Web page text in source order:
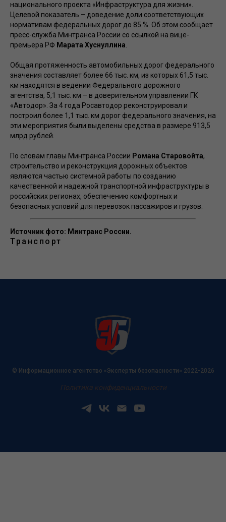
национального проекта «Инфраструктура для жизни».
Целевой показатель – доведение доли соответствующих
нормативам федеральных дорог до 85 %. Об этом сообщает
пресс-служба Минтранса России со ссылкой на вице-
премьера РФ Марата Хуснуллина
Общая протяженность автомобильных дорог федерального
значения составляет более 66 тыс. км, из которых 61,5 тыс.
км находятся в ведении Федерального дорожного
агентства, 5,1 тыс. км – в доверительном управлении ГК
«Автодор». За 4 года Росавтодор реконструировал и
построил более 1,1 тыс. км дорог федерального значения, на
эти мероприятия были выделены средства в размере 913,5
млрд рублей.
По словам главы Минтранса России Романа Старовойта,
строительство и реконструкция дорожных объектов
являются частью системной работы по созданию
качественной и надежной транспортной инфраструктуры в
российских регионах, обеспечению комфортных и
безопасных условий для перевозок пассажиров и грузов.
Источник фото: Минтранс России.
Транспорт
© Информационное агентство «Эксперты безопасности» 2022-2026
Политика конфиденциальности